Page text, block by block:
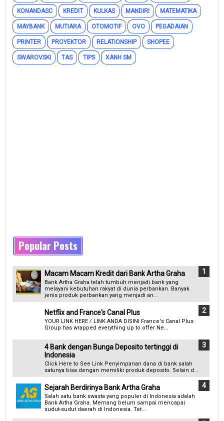
KONANDASC KREDIT KULKAS MANDIRI MATEMATIKA
MAYBANK MUTIARA OTOMOTIF OVO PEGADAIAN
PRINTER PROYEKTOR RELATIONSHIP SHOPEE
SWAROVSKI TAS TIPS XANH SM
Popular Posts
Macam Macam Kredit dari Bank Artha Graha
Bank Artha Graha telah tumbuh menjadi bank yang
melayani kebutuhan rakyat di dunia perbankan. Banyak
jenis produk perbankan yang menjadi an...
Netflix and France's Canal Plus
YOUR LINK HERE / LINK ANDA DISINI France's Canal Plus
Group has wrapped everything up to offer Ne...
4 Bank dengan Bunga Deposito tertinggi di
Indonesia
Click Here to See Link Penyimpanan dana di bank salah
satunya bisa dengan memiliki produk deposito. Selain d...
Sejarah Berdirinya Bank Artha Graha
Salah satu bank swasta yang populer di Indonesia adalah
Bank Artha Graha. Memang belum sampai mencapai
sudut-sudut daerah di Indonesia. Tet...